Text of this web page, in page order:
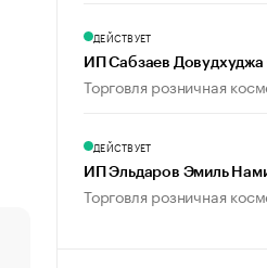
ДЕЙСТВУЕТ
ИП Сабзаев
Торговля розничная
ДЕЙСТВУЕТ
ИП Эльдаров Эмиль
Торговля розничная